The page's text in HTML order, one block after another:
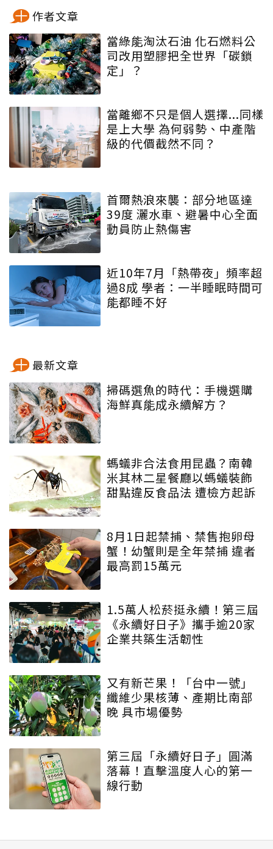
作者文章
當綠能淘汰石油 化石燃料公
司改用塑膠把全世界「碳鎖
定」？
當離鄉不只是個人選擇...同樣
是上大學 為何弱勢、中產階
級的代價截然不同？
首爾熱浪來襲：部分地區達
39度 灑水車、避暑中心全面
動員防止熱傷害
近10年7月「熱帶夜」頻率超
過8成 學者：一半睡眠時間可
能都睡不好
最新文章
掃碼選魚的時代：手機選購
海鮮真能成永續解方？
螞蟻非合法食用昆蟲？南韓
米其林二星餐廳以螞蟻裝飾
甜點違反食品法 遭檢方起訴
8月1日起禁捕、禁售抱卵母
蟹！幼蟹則是全年禁捕 違者
最高罰15萬元
1.5萬人松菸挺永續！第三屆
《永續好日子》攜手逾20家
企業共築生活韌性
又有新芒果！「台中一號」
纖維少果核薄、產期比南部
晚 具市場優勢
第三屆「永續好日子」圓滿
落幕！直擊溫度人心的第一
線行動